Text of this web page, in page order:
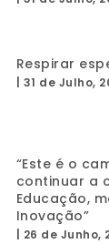
Respirar
31 de Julho,
“Este é o
continuar a
Educação,
Inovação”
26 de Junho,